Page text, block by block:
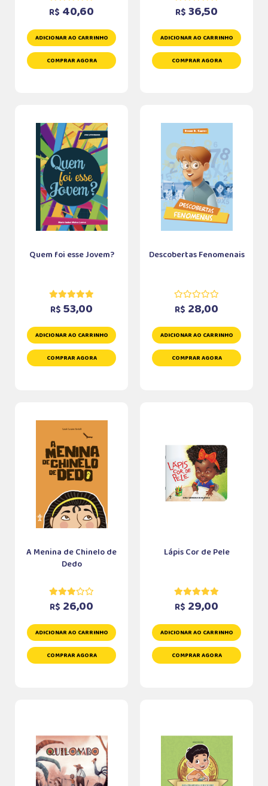
R$ 40,60
ADICIONAR AO CARRINHO
COMPRAR AGORA
R$ 36,50
ADICIONAR AO CARRINHO
COMPRAR AGORA
Quem foi esse Jovem?
R$ 53,00
ADICIONAR AO CARRINHO
COMPRAR AGORA
Descobertas Fenomenais
R$ 28,00
ADICIONAR AO CARRINHO
COMPRAR AGORA
A Menina de Chinelo de
Dedo
R$ 26,00
ADICIONAR AO CARRINHO
COMPRAR AGORA
Lápis Cor de Pele
R$ 29,00
ADICIONAR AO CARRINHO
COMPRAR AGORA